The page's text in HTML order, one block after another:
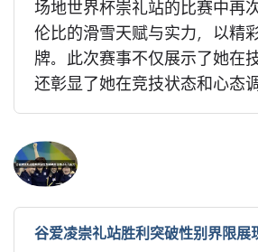
场地世界杯崇礼站的比赛中再
伦比的滑雪天赋与实力，以精
牌。此次赛事不仅展示了她在
还彰显了她在竞技状态和心态
谷爱凌崇礼站胜利突破性别界限展